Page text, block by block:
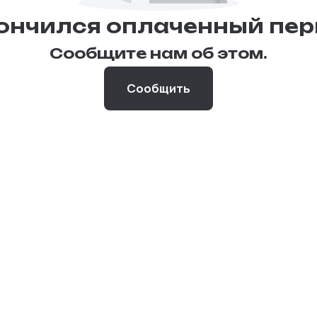
оплаченный
Сообщите нам об этом.
Сообщить